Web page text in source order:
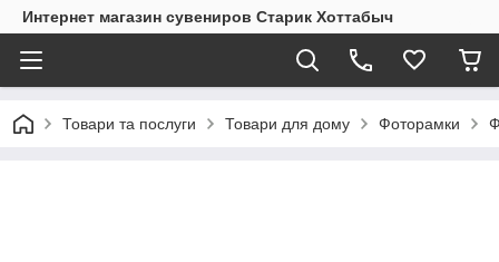
Интернет магазин сувениров Старик Хоттабыч
Товари та послуги Товари для дому Фоторамки